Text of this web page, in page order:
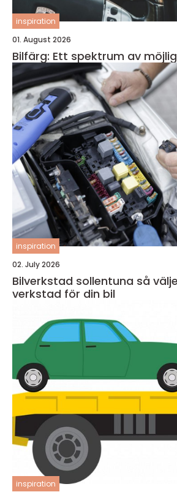
inspiration
01. August 2026
Bilfärg: Ett spektrum av
inspiration
02. July 2026
Bilverkstad sollentuna så väljer du rätt
verkstad för din bil
inspiration